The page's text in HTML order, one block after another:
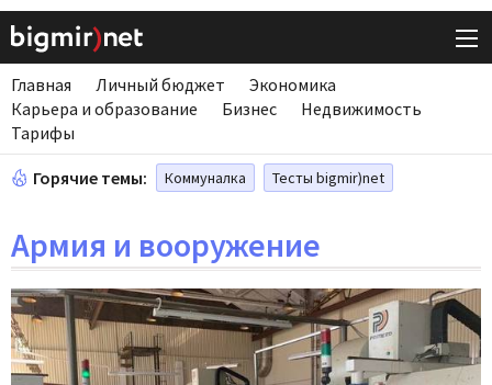
Главная Личный бюджет
Экономика
Карьера и образование
Бизнес
Недвижимость
Тарифы
Горячие темы: Коммуналка Тесты bigmir)net
Армия и вооружение